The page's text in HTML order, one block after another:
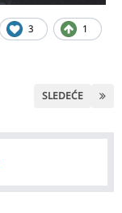
3 1
SLEDEĆE